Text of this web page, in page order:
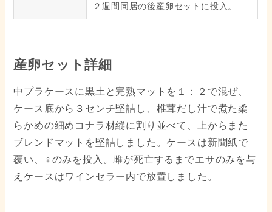
２週間同居の後産卵セットに投入。
産卵セット詳細
中プラケースに黒土と完熟マットを１：２で混ぜ、
ケース底から３センチ堅詰し、椎茸だし汁で煮た柔
らかめの細めコナラ材縦に割り並べて、上からまた
ブレンドマットを堅詰しました。ケースは新聞紙で
覆い、♀のみを投入。雌が死亡するまでエサのみを与
えケースはワインセラー内で放置しました。